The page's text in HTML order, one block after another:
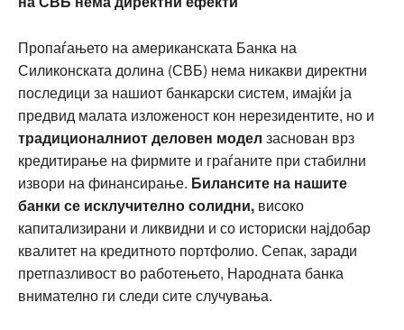
Пропаѓањето на американската Банка на
Силиконската долина (СВБ) нема никакви директни
последици за нашиот банкарски систем, имајќи ја
предвид малата изложеност кон нерезидентите, но и
традиционалниотделовен модел заснован врз
кредитирање на фирмите и граѓаните при стабилни
извори на финансирање. Билансите на нашите
банки се исклучително солидни, високо
капитализирани и ликвидни и со историски најдобар
квалитет на кредитното портфолио. Сепак, заради
претпазливост во работењето, Народната банка
внимателно ги следи сите случувања.